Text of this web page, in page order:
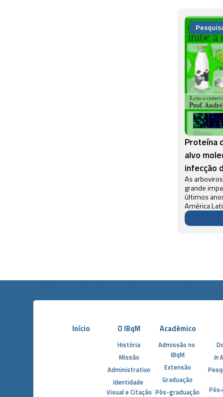
Proteína
alvo
infecção
As
grande
últimos
América
fortemente
Início O IBqM
História
Missão
Administrativo
Identidade
Visual e Citação
Acadêmico
Admissão no
IBqM
Extensão
Graduação
Pós-graduação
In